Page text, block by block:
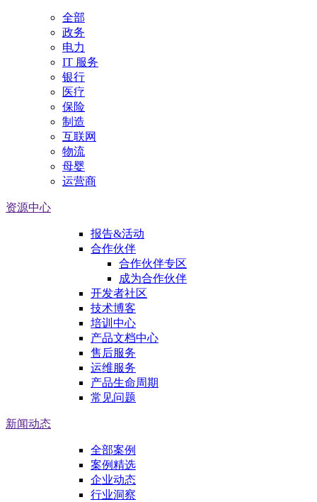
全部
政务
电力
IT 服务
银行
医疗
保险
制造
互联网
物流
母婴
运营商
资源中心
报告&活动
合作伙伴
合作伙伴专区
成为合作伙伴
开发者社区
技术博客
培训中心
产品文档中心
售后服务
运维服务
产品生命周期
常见问题
新闻动态
全部案例
案例精选
企业动态
行业洞察